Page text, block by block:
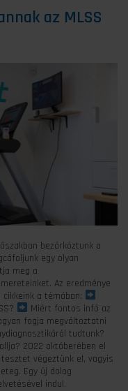
az MLSS
bezárkóztunk a
egy olyan
meg a
Az eredménye
a témában:
Miért fontos infó az
fogja megváltoztatni
tudtunk?
2022 októberében el
tesztet végeztünk el, vagyis
Egy új dolog
indul.